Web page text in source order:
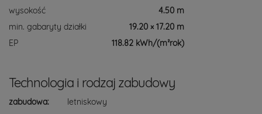
wysokość
4.50 m
min. gabaryty działki
19.20 × 17.20 m
EP
118.82 kWh/(m²rok)
Technologia i rodzaj zabudowy
zabudowa: letniskowy